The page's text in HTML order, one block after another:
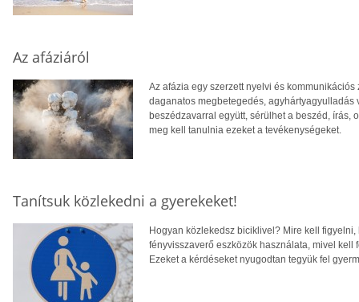
Az afáziáról
Az afázia egy szerzett nyelvi és
daganatos megbetegedés, agyhártyagyulladás
beszédzavarral együtt, sérülhet a beszéd, írás,
meg kell tanulnia ezeket a tevékenységeket.
Tanítsuk közlekedni a gyerekeket!
Hogyan közlekedsz biciklivel? Mire kell
fényvisszaverő eszközök használata, mivel
Ezeket a kérdéseket nyugodtan tegyük fel